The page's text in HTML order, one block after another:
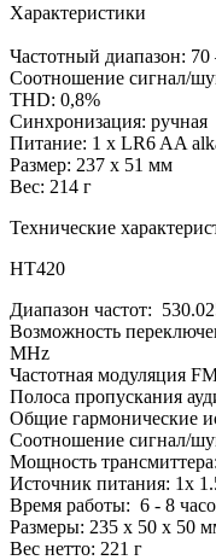
Характеристики
Частотный диапазон: 70
Соотношение сигнал/
THD: 0,8%
Синхронизация: ручная
Питание: 1 х LR6 AA
Размер: 237 х 51 мм
Вес: 214 г
Технические
HT420
Диапазон частот:
Возможность
MHz
Частотная модуляция
Полоса пропускания
Общие гармонические
Соотношение сигнал/
Мощность
Источник питания: 1x
Время работы: 6 - 8
Размеры: 235 x 50 x 50
Вес нетто: 221 г